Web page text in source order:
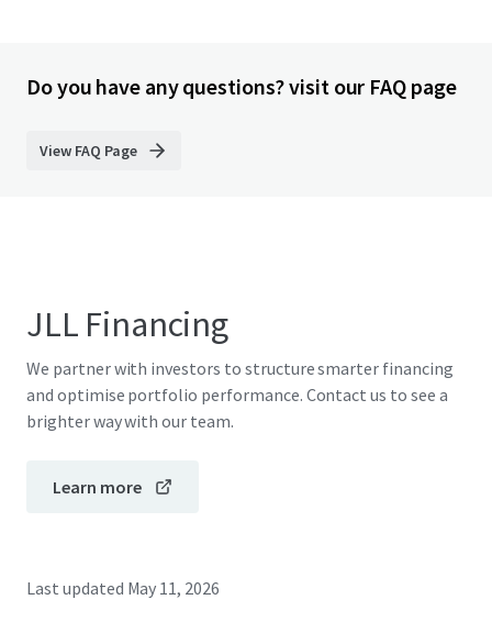
Do you have any questions? visit our FAQ page
View FAQ Page
JLL Financing
We partner with investors to structure smarter financing
and optimise portfolio performance. Contact us to see a
brighter way with our team.
Learn more
Last updated May 11, 2026